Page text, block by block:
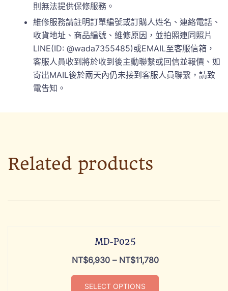
則無法提供保修服務。
維修服務請註明訂單編號或訂購人姓名、連絡電話、
收貨地址、商品編號、維修原因，並拍照連同照片
LINE(ID: @wada7355485)或EMAIL至客服信箱，
客服人員收到將於收到後主動聯繫或回信並報價、如
寄出MAIL後於兩天內仍未接到客服人員聯繫，請致
電告知。
Related products
MD-P025
NT$6,930– NT$11,780
SELECT OPTIONS